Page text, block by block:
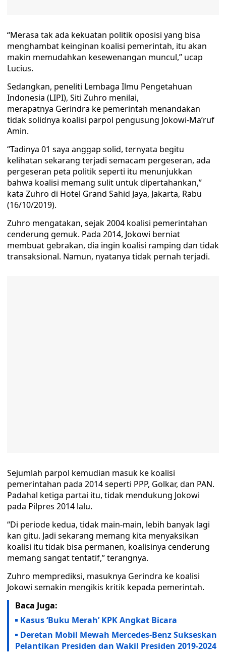
“Merasa tak ada kekuatan politik oposisi yang bisa
menghambat keinginan koalisi pemerintah, itu akan
makin memudahkan kesewenangan muncul,” ucap
Lucius.
Sedangkan, peneliti Lembaga Ilmu Pengetahuan
Indonesia (LIPI), Siti Zuhro menilai,
merapatnya Gerindra ke pemerintah menandakan
tidak solidnya koalisi parpol pengusung Jokowi-Ma’ruf
Amin.
“Tadinya 01 saya anggap solid, ternyata begitu
kelihatan sekarang terjadi semacam pergeseran, ada
pergeseran peta politik seperti itu menunjukkan
bahwa koalisi memang sulit untuk dipertahankan,”
kata Zuhro di Hotel Grand Sahid Jaya, Jakarta, Rabu
(16/10/2019).
Zuhro mengatakan, sejak 2004 koalisi pemerintahan
cenderung gemuk. Pada 2014, Jokowi berniat
membuat gebrakan, dia ingin koalisi ramping dan tidak
transaksional. Namun, nyatanya tidak pernah terjadi.
Sejumlah parpol kemudian masuk ke koalisi
pemerintahan pada 2014 seperti PPP, Golkar, dan PAN.
Padahal ketiga partai itu, tidak mendukung Jokowi
pada Pilpres 2014 lalu.
“Di periode kedua, tidak main-main, lebih banyak lagi
kan gitu. Jadi sekarang memang kita menyaksikan
koalisi itu tidak bisa permanen, koalisinya cenderung
memang sangat tentatif,” terangnya.
Zuhro memprediksi, masuknya Gerindra ke koalisi
Jokowi semakin mengikis kritik kepada pemerintah.
Baca Juga:
Kasus ‘Buku Merah’ KPK Angkat Bicara
Deretan Mobil Mewah Mercedes-Benz Sukseskan
Pelantikan Presiden dan Wakil Presiden 2019-2024